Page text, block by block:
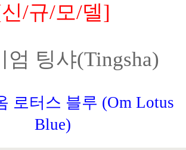
/규/모/델]
엄 팅샤(Tingsha)
로터스 블루 (Om Lotus
Blue)